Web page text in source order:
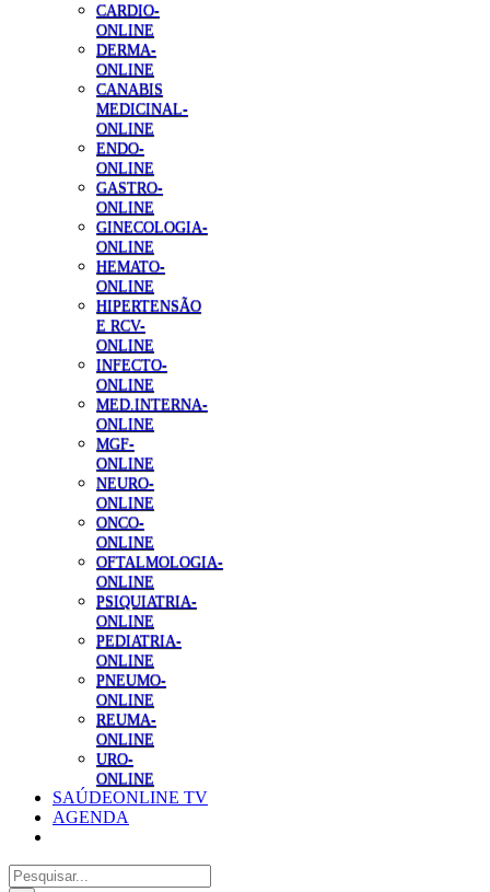
CARDIO-
ONLINE
DERMA-
ONLINE
CANABIS
MEDICINAL-
ONLINE
ENDO-
ONLINE
GASTRO-
ONLINE
GINECOLOGIA-
ONLINE
HEMATO-
ONLINE
HIPERTENSÃO
E RCV-
ONLINE
INFECTO-
ONLINE
MED.INTERNA-
ONLINE
MGF-
ONLINE
NEURO-
ONLINE
ONCO-
ONLINE
OFTALMOLOGIA-
ONLINE
PSIQUIATRIA-
ONLINE
PEDIATRIA-
ONLINE
PNEUMO-
ONLINE
REUMA-
ONLINE
URO-
ONLINE
SAÚDEONLINE TV
AGENDA
Pesquisar